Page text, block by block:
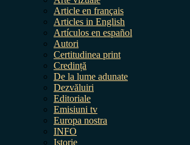
Article en français
Articles in English
Artículos en español
Autori
Certitudinea print
Credință
De la lume adunate
Dezvăluiri
Editoriale
Emisiuni tv
Europa nostra
INFO
Istorie